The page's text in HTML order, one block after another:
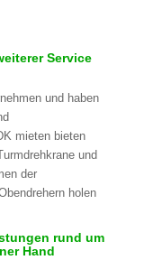
Service
und haben
mieten bieten
und
der
holen
rund um
Hand